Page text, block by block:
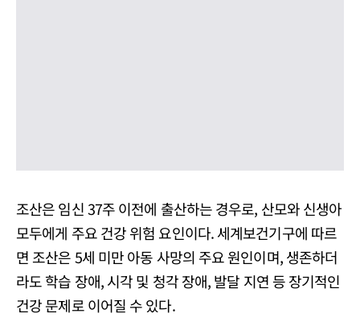
조산은 임신 37주 이전에 출산하는 경우로, 산모와 신생아
모두에게 주요 건강 위험 요인이다. 세계보건기구에 따르
면 조산은 5세 미만 아동 사망의 주요 원인이며, 생존하더
라도 학습 장애, 시각 및 청각 장애, 발달 지연 등 장기적인
건강 문제로 이어질 수 있다.